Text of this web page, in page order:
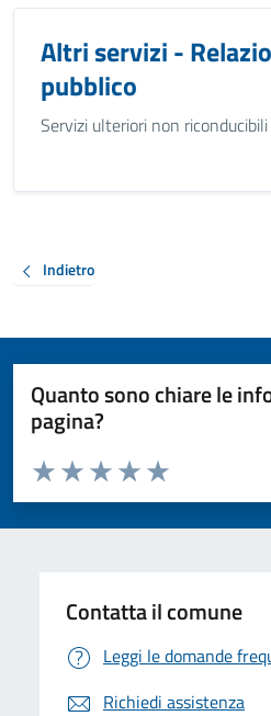
Altri servizi -
pubblico
Servizi ulteriori non
Indietro
Quanto sono chiare le
pagina?
Valuta da 1 a 5 stelle la pagina
Valuta 5 stelle
Valuta 4 stelle su 5
Valuta 3 stelle su 5
Valuta 2 stelle su 5
Valuta 1 stelle su 5
Contatta il comune
Leggi le domande
Richiedi assistenza